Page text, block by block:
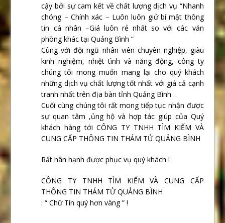
cậy bởi sự cam kết về chất lượng dịch vụ “Nhanh
chóng – Chính xác – Luôn luôn giử bí mật thông
tin cá nhân –Giá luôn rẻ nhất so với các văn
phòng khác tại Quảng Bình ”
Cùng với đội ngũ nhân viên chuyên nghiệp, giàu
kinh nghiệm, nhiệt tình và năng động, công ty
chúng tôi mong muốn mang lại cho quý khách
những dịch vụ chất lượng tốt nhất với giá cả cạnh
tranh nhất trên địa bàn tỉnh Quảng Bình .
Cuối cùng chúng tôi rất mong tiếp tục nhận được
sự quan tâm ,ủng hộ và hợp tác giúp của Quý
khách hàng tới CÔNG TY TNHH TÌM KIẾM VÀ
CUNG CẤP THÔNG TIN THÁM TỬ QUẢNG BÌNH
Rất hân hạnh được phục vụ quý khách !
CÔNG TY TNHH TÌM KIẾM VÀ CUNG CẤP
THÔNG TIN THÁM TỬ QUẢNG BÌNH
: “ Chữ Tín quý hơn vàng ” !